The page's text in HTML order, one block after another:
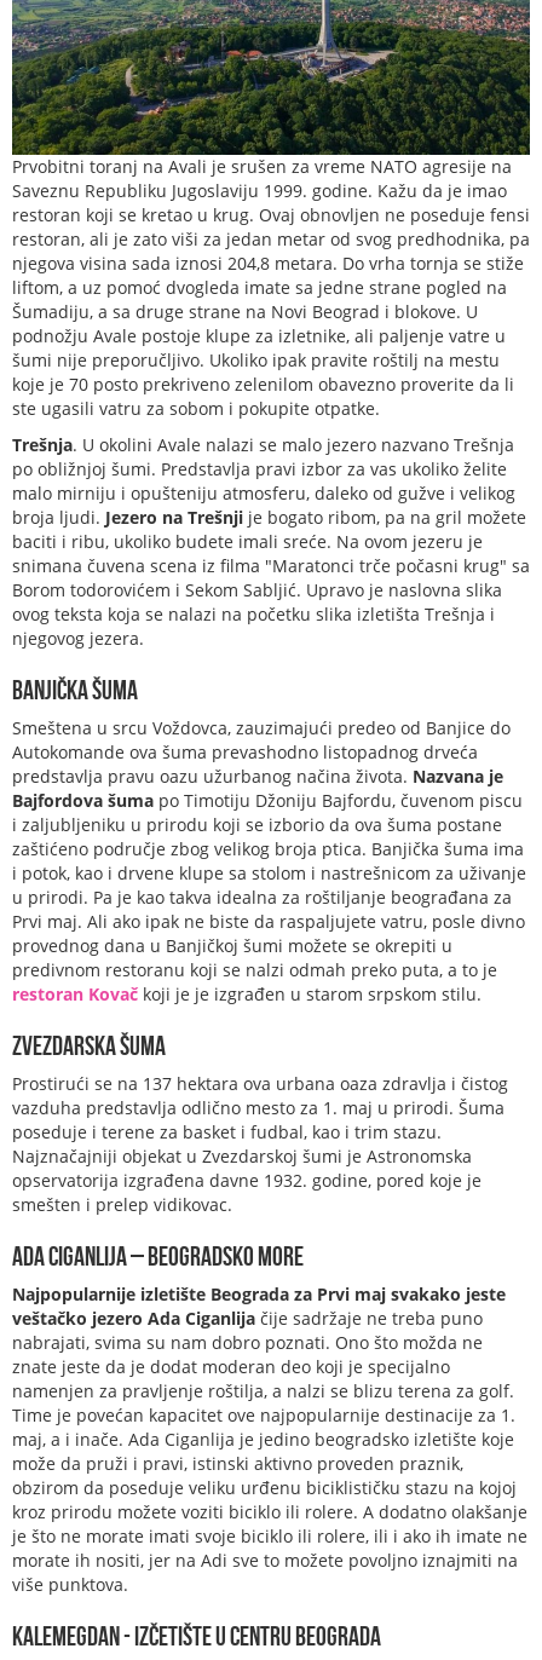
Prvobitni toranj na Avali je srušen za vreme NATO agresije na
Saveznu Republiku Jugoslaviju 1999. godine. Kažu da je imao
restoran koji se kretao u krug. Ovaj obnovljen ne poseduje fensi
restoran, ali je zato viši za jedan metar od svog predhodnika, pa
njegova visina sada iznosi 204,8 metara. Do vrha tornja se stiže
liftom, a uz pomoć dvogleda imate sa jedne strane pogled na
Šumadiju, a sa druge strane na Novi Beograd i blokove. U
podnožju Avale postoje klupe za izletnike, ali paljenje vatre u
šumi nije preporučljivo. Ukoliko ipak pravite roštilj na mestu
koje je 70 posto prekriveno zelenilom obavezno proverite da li
ste ugasili vatru za sobom i pokupite otpatke.
Trešnja. U okolini Avale nalazi se malo jezero nazvano Trešnja
po obližnjoj šumi. Predstavlja pravi izbor za vas ukoliko želite
malo mirniju i opušteniju atmosferu, daleko od gužve i velikog
broja ljudi. Jezero na Trešnji je bogato ribom, pa na gril možete
baciti i ribu, ukoliko budete imali sreće. Na ovom jezeru je
snimana čuvena scena iz filma "Maratonci trče počasni krug" sa
Borom todorovićem i Sekom Sabljić. Upravo je naslovna slika
ovog teksta koja se nalazi na početku slika izletišta Trešnja i
njegovog jezera.
Banjička šuma
Smeštena u srcu Voždovca, zauzimajući predeo od Banjice do
Autokomande ova šuma prevashodno listopadnog drveća
predstavlja pravu oazu užurbanog načina života. Nazvana je
Bajfordova šuma po Timotiju Džoniju Bajfordu, čuvenom piscu
i zaljubljeniku u prirodu koji se izborio da ova šuma postane
zaštićeno područje zbog velikog broja ptica. Banjička šuma ima
i potok, kao i drvene klupe sa stolom i nastrešnicom za uživanje
u prirodi. Pa je kao takva idealna za roštiljanje beograđana za
Prvi maj. Ali ako ipak ne biste da raspaljujete vatru, posle divno
provednog dana u Banjičkoj šumi možete se okrepiti u
predivnom restoranu koji se nalzi odmah preko puta, a to je
restoran Kovač koji je je izgrađen u starom srpskom stilu.
Zvezdarska šuma
Prostirući se na 137 hektara ova urbana oaza zdravlja i čistog
vazduha predstavlja odlično mesto za 1. maj u prirodi. Šuma
poseduje i terene za basket i fudbal, kao i trim stazu.
Najznačajniji objekat u Zvezdarskoj šumi je Astronomska
opservatorija izgrađena davne 1932. godine, pored koje je
smešten i prelep vidikovac.
Ada Ciganlija – Beogradsko more
Najpopularnije izletište Beograda za Prvi maj svakako jeste
veštačko jezero Ada Ciganlija čije sadržaje ne treba puno
nabrajati, svima su nam dobro poznati. Ono što možda ne
znate jeste da je dodat moderan deo koji je specijalno
namenjen za pravljenje roštilja, a nalzi se blizu terena za golf.
Time je povećan kapacitet ove najpopularnije destinacije za 1.
maj, a i inače. Ada Ciganlija je jedino beogradsko izletište koje
može da pruži i pravi, istinski aktivno proveden praznik,
obzirom da poseduje veliku urđenu biciklističku stazu na kojoj
kroz prirodu možete voziti biciklo ili rolere. A dodatno olakšanje
je što ne morate imati svoje biciklo ili rolere, ili i ako ih imate ne
morate ih nositi, jer na Adi sve to možete povoljno iznajmiti na
više punktova.
Kalemegdan - izčetište u centru Beograda